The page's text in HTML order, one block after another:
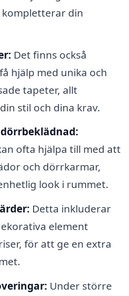
din
Det finns också
hjälp med unika och
tapeter, allt
stil och dina krav.
ofta hjälpa till med att
och dörrkarmar,
look i rummet.
Detta inkluderar
element
för att ge en extra
Under större